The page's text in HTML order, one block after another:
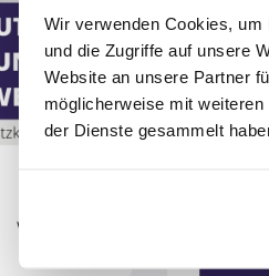
Wir verwenden Cookies,
und die Zugriffe auf unsere
Website an unsere Partner
möglicherweise mit
der Dienste gesammelt